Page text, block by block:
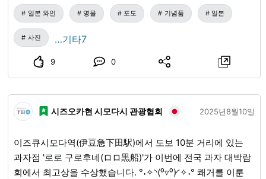
집이 고카세 와이너리의 와인 품질을 뒷받침하고 있습니다✨
이번에 첫 착즙을 맞이한 '캠벨 얼리(Campbell Early)'는, 과일
향과 상쾌한 산미가 특징입니다🍇 달콤하고 향긋한 향이 와이
너리 안에 퍼져, 햇와인에 대한 기대감을 높였습니다🎵 올해
의 품질도 생산자 분들의 사랑이 듬뿍 담긴 훌륭한 와인이 될
(Campbell Early) 햇와인은 10월 18일(토)에 판매 예정입니다
🍷
일본 와인 명물 포도 기념품 일본
사진 …기타7
9 0
시즈오카현 시모다시 관광협회 2025년8월10일
이즈큐시모다역(伊豆急下田駅)에서 도보 10분 거리에 있는
과자점 '로로 구로후네(ロロ黒船)'가 이번에 전국 과자 대박람
회에서 최고상을 수상했습니다. °˖✧◝(⁰▿⁰)◜✧˖° 쾌거를 이룬